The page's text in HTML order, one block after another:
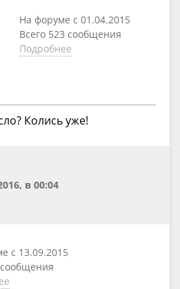
На форуме с 01.04.2015
Всего 523 сообщения
Подробнее
Колись уже!
в 00:04
с 13.09.2015